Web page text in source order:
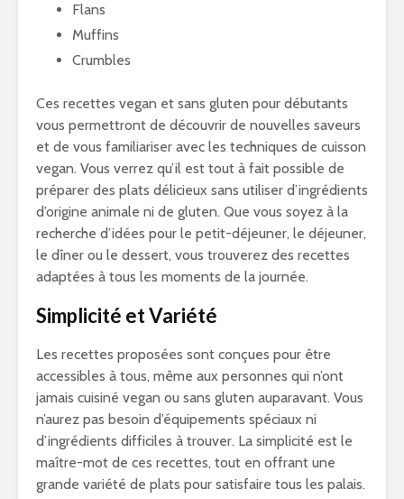
Flans
Muffins
Crumbles
Ces recettes vegan et sans gluten pour débutants
vous permettront de découvrir de nouvelles saveurs
et de vous familiariser avec les techniques de cuisson
vegan. Vous verrez qu’il est tout à fait possible de
préparer des plats délicieux sans utiliser d’ingrédients
d’origine animale ni de gluten. Que vous soyez à la
recherche d’idées pour le petit-déjeuner, le déjeuner,
le dîner ou le dessert, vous trouverez des recettes
adaptées à tous les moments de la journée.
Simplicité et Variété
Les recettes proposées sont conçues pour être
accessibles à tous, même aux personnes qui n’ont
jamais cuisiné vegan ou sans gluten auparavant. Vous
n’aurez pas besoin d’équipements spéciaux ni
d’ingrédients difficiles à trouver. La simplicité est le
maître-mot de ces recettes, tout en offrant une
grande variété de plats pour satisfaire tous les palais.